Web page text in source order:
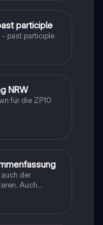
participle
- past participle
NRW
für die ZP10
der
Auch